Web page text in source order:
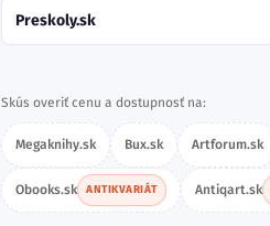
Preskoly.sk
Skús overiť cenu a dostupnosť na:
Megaknihy.sk Bux.sk Artforum.sk
Obooks.sk ANTIKVARIÁT Antiqart.sk